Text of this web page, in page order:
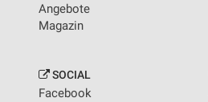
Angebote
Magazin
SOCIAL
Facebook